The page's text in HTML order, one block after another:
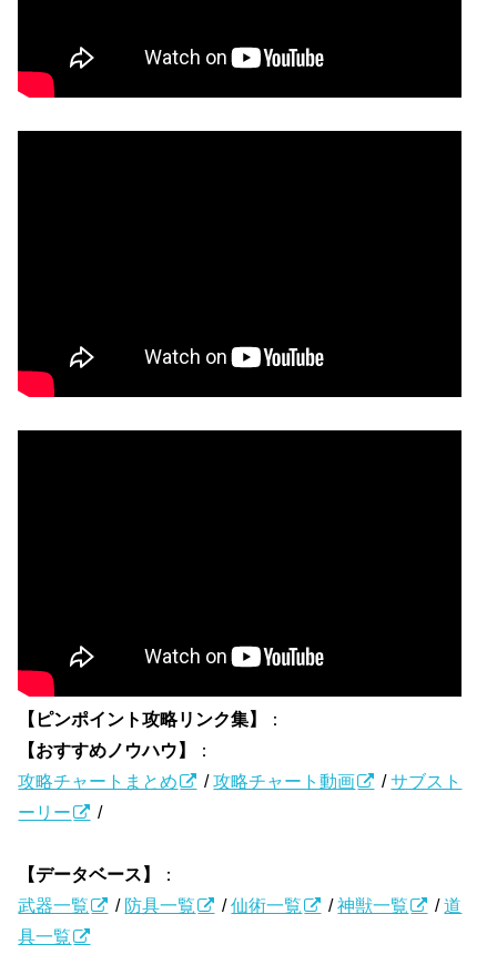
【ピンポイント攻略リンク集】
：
【おすすめノウハウ】
：
攻略チャートまとめ
/攻略チャート動画 /サブスト
ーリー
/
【データベース】
：
武器一覧
/ 防具一覧 /仙術一覧 /神獣一覧 /道
具一覧